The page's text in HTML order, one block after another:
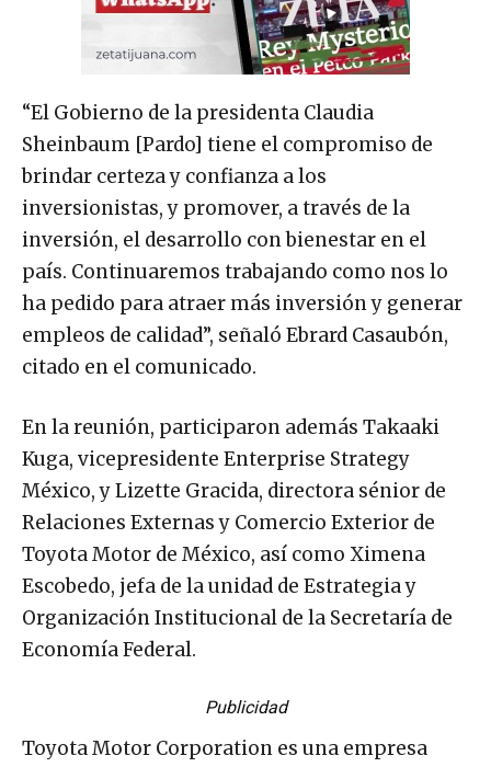
“El Gobierno de la presidenta Claudia
Sheinbaum [Pardo] tiene el compromiso de
brindar certeza y confianza a los
inversionistas, y promover, a través de la
inversión, el desarrollo con bienestar en el
país. Continuaremos trabajando como nos lo
ha pedido para atraer más inversión y generar
empleos de calidad”, señaló Ebrard Casaubón,
citado en el comunicado.
En la reunión, participaron además Takaaki
Kuga, vicepresidente Enterprise Strategy
México, y Lizette Gracida, directora sénior de
Relaciones Externas y Comercio Exterior de
Toyota Motor de México, así como Ximena
Escobedo, jefa de la unidad de Estrategia y
Organización Institucional de la Secretaría de
Economía Federal.
Publicidad
Toyota Motor Corporation ​es una empresa